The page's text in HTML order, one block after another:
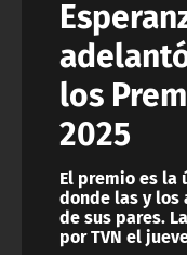
los
2025
El premio es la
donde las y
de sus pares.
por TVN el